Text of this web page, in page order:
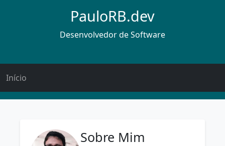
PauloRB.dev
Desenvolvedor de Software
Início
Sobre Mim